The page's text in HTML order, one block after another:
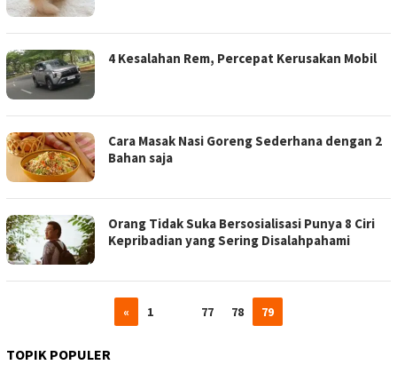
4 Kesalahan Rem, Percepat Kerusakan Mobil
Cara Masak Nasi Goreng Sederhana dengan 2
Bahan saja
Orang Tidak Suka Bersosialisasi Punya 8 Ciri
Kepribadian yang Sering Disalahpahami
« 1 77 78 79
TOPIK POPULER